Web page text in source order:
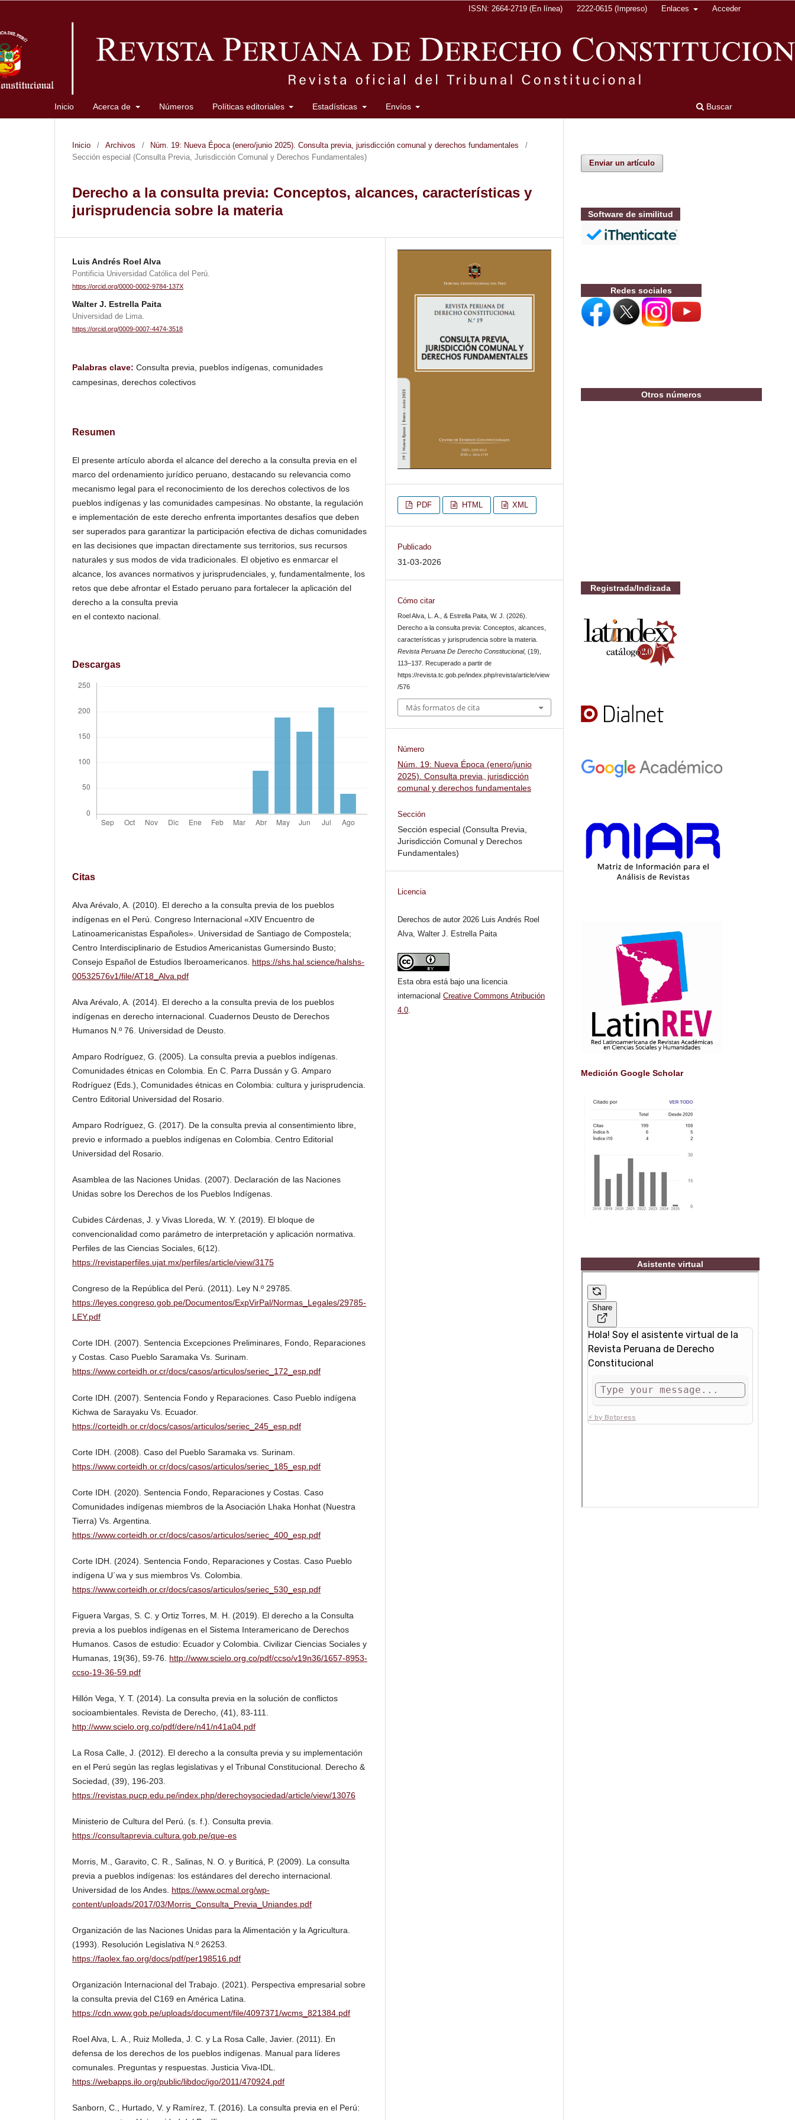
Inicio Acerca de Números Políticas editoriales Estadísticas Envíos Buscar
ISSN: 2664-2719 (En línea) 2222-0615 (Impreso) Enlaces Acceder
Inicio / Archivos / Núm. 19: Nueva Época (enero/junio 2025). Consulta previa, jurisdicción comunal y derechos fundamentales
/
Sección especial (Consulta Previa, Jurisdicción Comunal y Derechos Fundamentales)
Derecho a la consulta previa: Conceptos, alcances, características y
jurisprudencia sobre la materia
Luis Andrés Roel Alva
Pontificia Universidad Católica del Perú.
https://orcid.org/0000-0002-9784-137X
Walter J. Estrella Paita
Universidad de Lima.
https://orcid.org/0009-0007-4474-3518
Palabras clave: Consulta previa, pueblos indígenas, comunidades
campesinas, derechos colectivos
Resumen
El presente artículo aborda el alcance del derecho a la consulta previa en el
marco del ordenamiento jurídico peruano, destacando su relevancia como
mecanismo legal para el reconocimiento de los derechos colectivos de los
pueblos indígenas y las comunidades campesinas. No obstante, la regulación
e implementación de este derecho enfrenta importantes desafíos que deben
ser superados para garantizar la participación efectiva de dichas comunidades
en las decisiones que impactan directamente sus territorios, sus recursos
naturales y sus modos de vida tradicionales. El objetivo es enmarcar el
alcance, los avances normativos y jurisprudenciales, y, fundamentalmente, los
retos que debe afrontar el Estado peruano para fortalecer la aplicación del
derecho a la consulta previa
en el contexto nacional.
Descargas
Citas
Alva Arévalo, A. (2010). El derecho a la consulta previa de los pueblos
indígenas en el Perú. Congreso Internacional «XIV Encuentro de
Latinoamericanistas Españoles». Universidad de Santiago de Compostela;
Centro Interdisciplinario de Estudios Americanistas Gumersindo Busto;
Consejo Español de Estudios Iberoamericanos. https://shs.hal.science/halshs-
00532576v1/file/AT18_Alva.pdf
Alva Arévalo, A. (2014). El derecho a la consulta previa de los pueblos
indígenas en derecho internacional. Cuadernos Deusto de Derechos
Humanos N.º 76. Universidad de Deusto.
Amparo Rodríguez, G. (2005). La consulta previa a pueblos indígenas.
Comunidades étnicas en Colombia. En C. Parra Dussán y G. Amparo
Rodríguez (Eds.), Comunidades étnicas en Colombia: cultura y jurisprudencia.
Centro Editorial Universidad del Rosario.
Amparo Rodríguez, G. (2017). De la consulta previa al consentimiento libre,
previo e informado a pueblos indígenas en Colombia. Centro Editorial
Universidad del Rosario.
Asamblea de las Naciones Unidas. (2007). Declaración de las Naciones
Unidas sobre los Derechos de los Pueblos Indígenas.
Cubides Cárdenas, J. y Vivas Lloreda, W. Y. (2019). El bloque de
convencionalidad como parámetro de interpretación y aplicación normativa.
Perfiles de las Ciencias Sociales, 6(12).
https://revistaperfiles.ujat.mx/perfiles/article/view/3175
Congreso de la República del Perú. (2011). Ley N.º 29785.
https://leyes.congreso.gob.pe/Documentos/ExpVirPal/Normas_Legales/29785-
LEY.pdf
Corte IDH. (2007). Sentencia Excepciones Preliminares, Fondo, Reparaciones
y Costas. Caso Pueblo Saramaka Vs. Surinam.
https://www.corteidh.or.cr/docs/casos/articulos/seriec_172_esp.pdf
Corte IDH. (2007). Sentencia Fondo y Reparaciones. Caso Pueblo indígena
Kichwa de Sarayaku Vs. Ecuador.
https://corteidh.or.cr/docs/casos/articulos/seriec_245_esp.pdf
Corte IDH. (2008). Caso del Pueblo Saramaka vs. Surinam.
https://www.corteidh.or.cr/docs/casos/articulos/seriec_185_esp.pdf
Corte IDH. (2020). Sentencia Fondo, Reparaciones y Costas. Caso
Comunidades indígenas miembros de la Asociación Lhaka Honhat (Nuestra
Tierra) Vs. Argentina.
https://www.corteidh.or.cr/docs/casos/articulos/seriec_400_esp.pdf
Corte IDH. (2024). Sentencia Fondo, Reparaciones y Costas. Caso Pueblo
indígena U´wa y sus miembros Vs. Colombia.
https://www.corteidh.or.cr/docs/casos/articulos/seriec_530_esp.pdf
Figuera Vargas, S. C. y Ortiz Torres, M. H. (2019). El derecho a la Consulta
previa a los pueblos indígenas en el Sistema Interamericano de Derechos
Humanos. Casos de estudio: Ecuador y Colombia. Civilizar Ciencias Sociales y
Humanas, 19(36), 59-76. http://www.scielo.org.co/pdf/ccso/v19n36/1657-8953-
ccso-19-36-59.pdf
Hillón Vega, Y. T. (2014). La consulta previa en la solución de conflictos
socioambientales. Revista de Derecho, (41), 83-111.
http://www.scielo.org.co/pdf/dere/n41/n41a04.pdf
La Rosa Calle, J. (2012). El derecho a la consulta previa y su implementación
en el Perú según las reglas legislativas y el Tribunal Constitucional. Derecho &
Sociedad, (39), 196-203.
https://revistas.pucp.edu.pe/index.php/derechoysociedad/article/view/13076
Ministerio de Cultura del Perú. (s. f.). Consulta previa.
https://consultaprevia.cultura.gob.pe/que-es
Morris, M., Garavito, C. R., Salinas, N. O. y Buriticá, P. (2009). La consulta
previa a pueblos indígenas: los estándares del derecho internacional.
Universidad de los Andes. https://www.ocmal.org/wp-
content/uploads/2017/03/Morris_Consulta_Previa_Uniandes.pdf
Organización de las Naciones Unidas para la Alimentación y la Agricultura.
(1993). Resolución Legislativa N.º 26253.
https://faolex.fao.org/docs/pdf/per198516.pdf
Organización Internacional del Trabajo. (2021). Perspectiva empresarial sobre
la consulta previa del C169 en América Latina.
https://cdn.www.gob.pe/uploads/document/file/4097371/wcms_821384.pdf
Roel Alva, L. A., Ruiz Molleda, J. C. y La Rosa Calle, Javier. (2011). En
defensa de los derechos de los pueblos indígenas. Manual para líderes
comunales. Preguntas y respuestas. Justicia Viva-IDL.
https://webapps.ilo.org/public/libdoc/igo/2011/470924.pdf
Sanborn, C., Hurtado, V. y Ramírez, T. (2016). La consulta previa en el Perú:
PDF HTML XML
Publicado
31-03-2026
Cómo citar
Roel Alva, L. A., & Estrella Paita, W. J. (2026).
Derecho a la consulta previa: Conceptos, alcances,
características y jurisprudencia sobre la materia.
Revista Peruana De Derecho Constitucional, (19),
113–137. Recuperado a partir de
https://revista.tc.gob.pe/index.php/revista/article/view
/576
Más formatos de cita
Número
Núm. 19: Nueva Época (enero/junio
2025). Consulta previa, jurisdicción
comunal y derechos fundamentales
Sección
Sección especial (Consulta Previa,
Jurisdicción Comunal y Derechos
Fundamentales)
Licencia
Derechos de autor 2026 Luis Andrés Roel
Alva, Walter J. Estrella Paita
Esta obra está bajo una licencia
internacionalCreative Commons Atribución
4.0.
Enviar un artículo
Software de similitud
Redes sociales
Otros números
Registrada/Indizada
Medición Google Scholar
Asistente virtual